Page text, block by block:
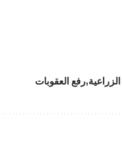
رفع العقوبات